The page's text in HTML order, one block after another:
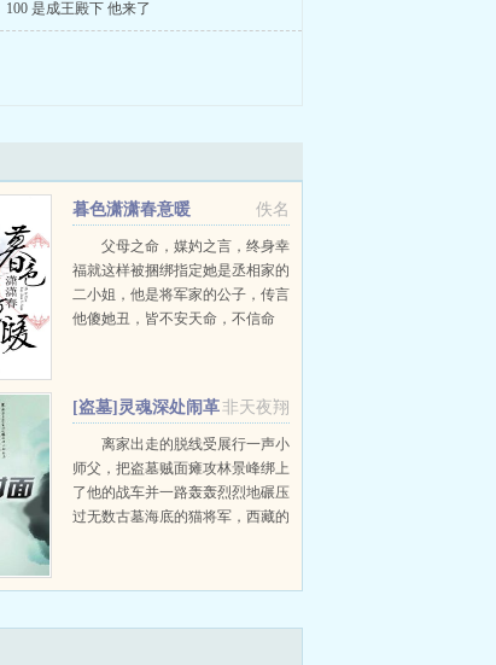
100 是成王殿下 他来了
佚名
暮色潇潇春意暖
父母之命，媒妁之言，终身幸
福就这样被捆绑指定她是丞相家的
二小姐，他是将军家的公子，传言
他傻她丑，皆不安天命，不信命
嘲笑，她举步维艰如履薄...非天夜翔
[盗墓]灵魂深处闹革
命+番外
离家出走的脱线受展行一声小
师父，把盗墓贼面瘫攻林景峰绑上
了他的战车并一路轰轰烈烈地碾压
过无数古墓海底的猫将军，西藏的
壮烈的人生从此开始扫雷无事实依